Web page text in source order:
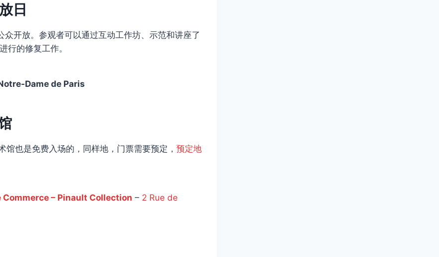
日
开放。参观者可以通过互动工作坊、示范和讲座了
行的修复工作。
Dame de Paris
也是免费入场的，同样地，门票需要预定， 预定地
Commerce – Pinault Collection – 2 Rue de